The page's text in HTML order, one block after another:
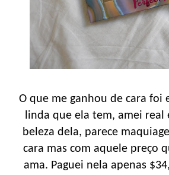
O que me ganhou de cara foi
linda que ela tem, amei real
beleza dela, parece
cara mas com aquele preço
ama. Paguei nela apenas